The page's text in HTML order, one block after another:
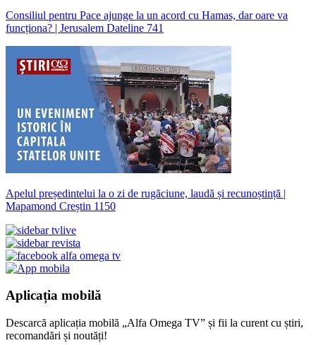
Consiliul pentru Pace ajunge la un acord cu Hamas, dar oare va
funcționa? | Jerusalem Dateline 741
Apelul președintelui la o zi de rugăciune, laudă și recunoștință |
Mapamond Creștin 1150
Aplicația mobilă
Descarcă aplicația mobilă „Alfa Omega TV” și fii la curent cu știri,
recomandări și noutăți!